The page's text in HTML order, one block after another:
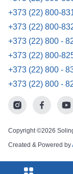
+373 (22) 800-
+373 (22) 800-
+373 (22) 800 -
+373 (22) 800-
+373 (22) 800 -
+373 (22) 800 -
Copyright ©2026
Created & Powered by